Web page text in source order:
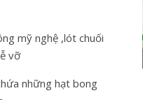
mỹ nghệ ,lót chuối
vỡ
những hạt bong